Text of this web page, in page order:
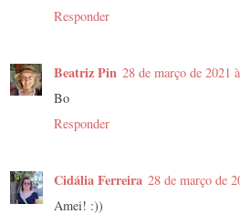
Responder
Beatriz Pin 28 de março de 2021
Bo
Responder
Cidália Ferreira 28 de março de
Amei! :))